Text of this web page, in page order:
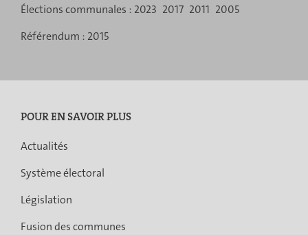
Élections communales : 2023 2017 2011 2005
Référendum : 2015
POUR EN SAVOIR PLUS
Actualités
Système électoral
Législation
Fusion des communes